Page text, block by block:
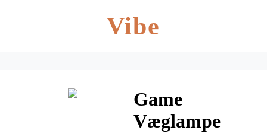
Vibe
Game
Væglampe